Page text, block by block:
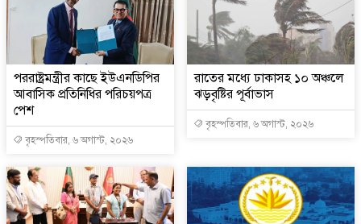
পররাষ্ট্রমন্ত্রীর কা‌ছে ইউএনডিপির
আবাসিক প্রতিনিধির পরিচয়পত্র
পেশ
বৃহস্পতিবার, ৬ অগাস্ট, ২০২৬
রাতের মধ্যে ঢাকাসহ ১০ অঞ্চলে
ঝড়বৃষ্টির পূর্বাভাস
বৃহস্পতিবার, ৬ অগাস্ট, ২০২৬